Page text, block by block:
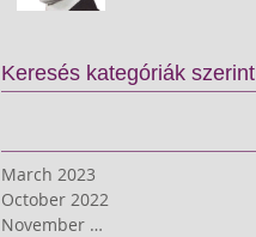
Keresés kategóriák szerint
March 2023
October 2022
November 2019